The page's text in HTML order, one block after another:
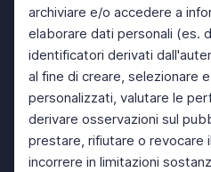
archiviare e/o accedere a
elaborare dati personali (es.
identificatori derivati
al fine di creare, selezionare
personalizzati, valutare le
derivare osservazioni sul
prestare, rifiutare o revocare
incorrere in limitazioni